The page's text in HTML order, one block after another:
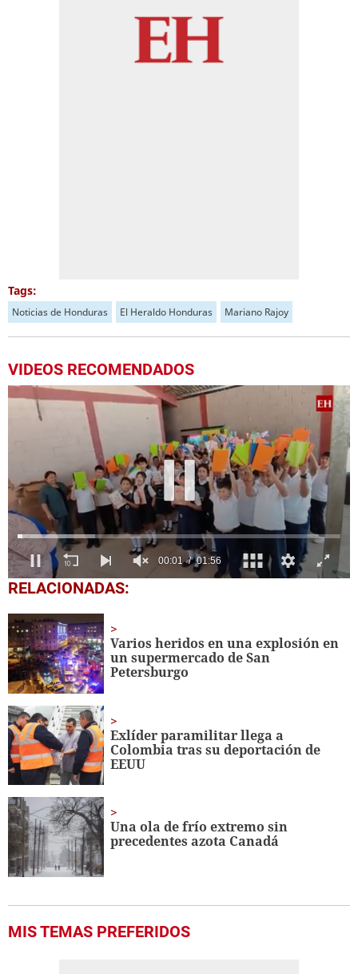
Tags:
Noticias de Honduras El Heraldo Honduras Mariano Rajoy
VIDEOS RECOMENDADOS
0
seconds
1
minute,
56
seconds
RELACIONADAS:
Varios heridos en una explosión en
un supermercado de San
Petersburgo
Exlíder paramilitar llega a
Colombia tras su deportación de
EEUU
Una ola de frío extremo sin
precedentes azota Canadá
MIS TEMAS PREFERIDOS